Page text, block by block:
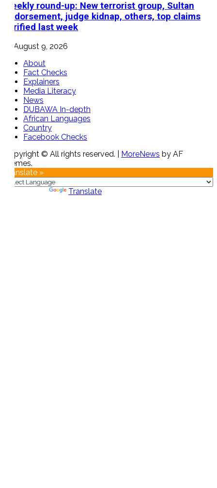
Weekly round-up: New terrorist group, Sultan
endorsement, judge kidnap, others, top claims
verified last week
August 9, 2026
About
Fact Checks
Explainers
Media Literacy
News
DUBAWA In-depth
African Languages
Country
Facebook Checks
Copyright © All rights reserved.
MoreNews by AF
themes.
Translate »
Translate